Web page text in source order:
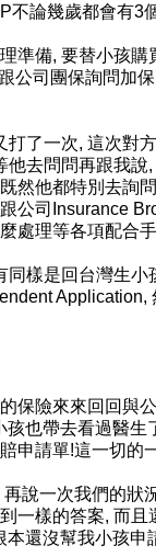
不論幾歲都會有3
準備, 要替小孩購
公司團保詢問加
打了一次, 這次對
他去問問再跟我說
然他都特別去詢
公司Insurance
處理等各項配合手
同樣是回台灣生小
Application,
保險來來回回與
孩也帶去看過醫生
申請單!這一切的
說一次我們的狀
一樣的答案, 而且
本還沒幫我小孩申